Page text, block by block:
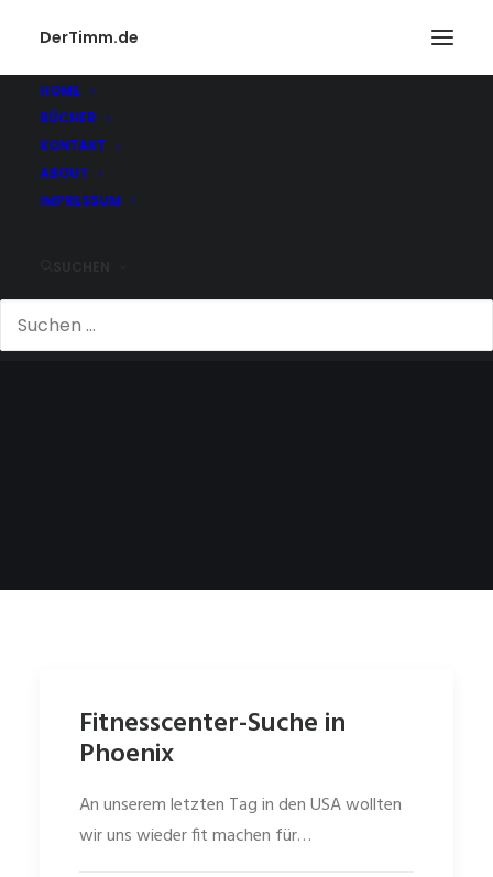
DerTimm.de
HOME
BÜCHER
KONTAKT
ABOUT
IMPRESSUM
Fitnesscenter-Suche in
Phoenix
An unserem letzten Tag in den USA wollten
wir uns wieder fit machen für…